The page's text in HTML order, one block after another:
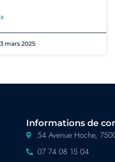
3 mars 2025
Informations de
54 Avenue Hoche,
07 74 08 15 04